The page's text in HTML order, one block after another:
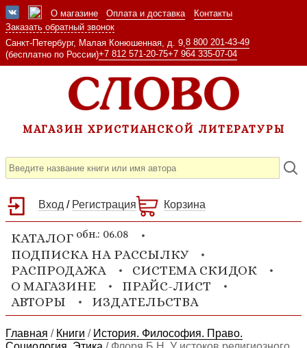
О магазине Оплата и доставка
Контакты
Заказать обратный звонок
Санкт-Петербург, Малая Конюшенная, д. 9, 8 800 201-43-49
(бесплатно по России)+7 812 571-20-75+7 964 335-07-04
МАГАЗИН ХРИСТИАНСКОЙ ЛИТЕРАТУРЫ
Вход / Регистрация Корзина
КАТАЛОГ обн.: 06.08
ПОДПИСКА НА РАССЫЛКУ
РАСПРОДАЖА
СИСТЕМА СКИДОК
О МАГАЗИНЕ
ПРАЙС-ЛИСТ
АВТОРЫ
ИЗДАТЕЛЬСТВА
Главная / Книги / История. Философия. Право.